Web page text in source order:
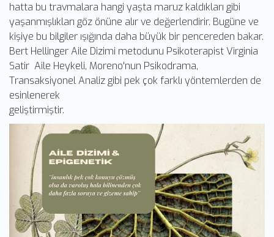
hatta bu travmalara hangi yaşta maruz kaldıkları gibi
yaşanmışlıkları göz önüne alır ve değerlendirir. Bugüne ve
kişiye bu bilgiler ışığında daha büyük bir pencereden bakar.
Bert Hellinger Aile Dizimi metodunu Psikoterapist Virginia
Satir Aile Heykeli, Moreno'nun Psikodrama,
Transaksiyonel Analiz gibi pek çok farklı yöntemlerden de
esinlenerek
geliştirmiştir.